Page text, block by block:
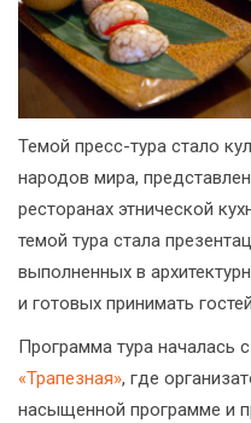
Темой пресс-тура стало
народов мира,
ресторанах этнической
темой тура стала
выполненных в
и готовых принимать
Программа тура началась
«Трапезная», где
насыщенной программе и